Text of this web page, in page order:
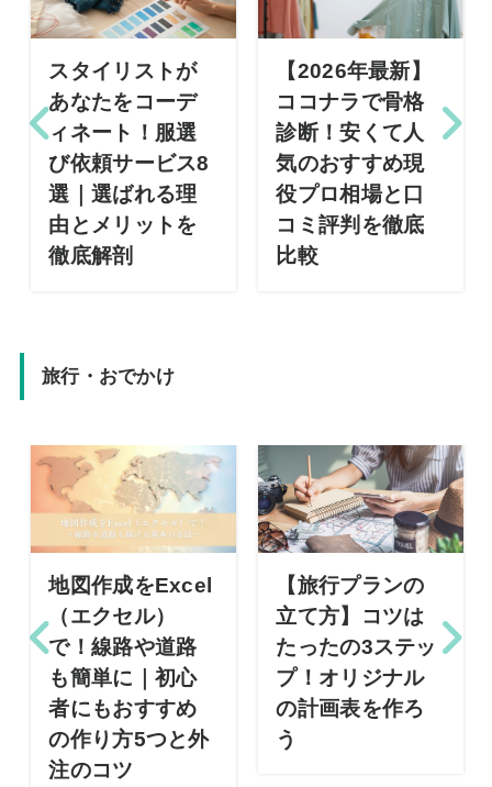
スタイリストが
あなたをコーデ
ィネート！服選
び依頼サービス8
選｜選ばれる理
由とメリットを
徹底解剖
【2026年最新】
ココナラで骨格
診断！安くて人
気のおすすめ現
役プロ相場と口
コミ評判を徹底
比較
旅行・おでかけ
地図作成をExcel
（エクセル）
で！線路や道路
も簡単に｜初心
者にもおすすめ
の作り方5つと外
注のコツ
【旅行プランの
立て方】コツは
たったの3ステッ
プ！オリジナル
の計画表を作ろ
う